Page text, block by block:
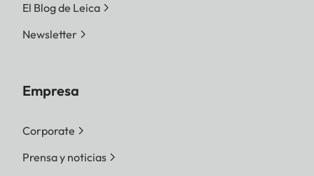
El Blog de Leica
Newsletter
Empresa
Corporate
Prensa y noticias